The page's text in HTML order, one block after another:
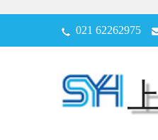
021 62262975